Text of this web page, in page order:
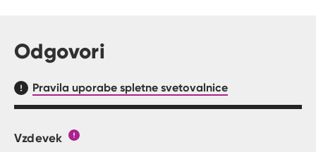
Odgovori
Pravila uporabe spletne svetovalnice
Obrazec, kjer lahko zastaviš vprašanje
Vzdevek